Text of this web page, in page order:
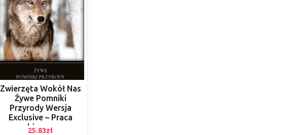
Zwierzęta Wokół Nas
Żywe Pomniki
Przyrody Wersja
Exclusive – Praca
zbiorowa
25.83zł